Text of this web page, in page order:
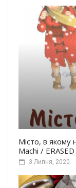
Місто, в
Machi / ERASED
3 Липня, 2020